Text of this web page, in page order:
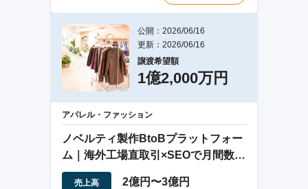
公開：2026/06/16
更新：2026/06/16
譲渡希望額
1億2,000万円
アパレル・ファッション
ノベルティ製作BtoBプラットフォー
ム｜海外工場直取引×SEOで月間数百
件
売上高 2億円〜3億円